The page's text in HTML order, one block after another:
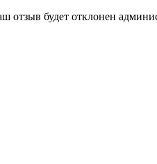
будет отклонен